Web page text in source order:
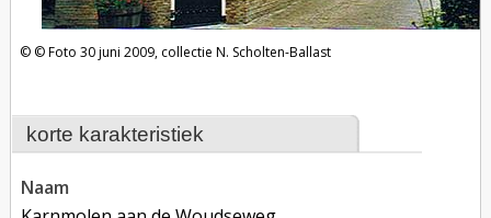
korte karakteristiek
naam
Foto 30 juni 2009, collectie N. Scholten-Ballast